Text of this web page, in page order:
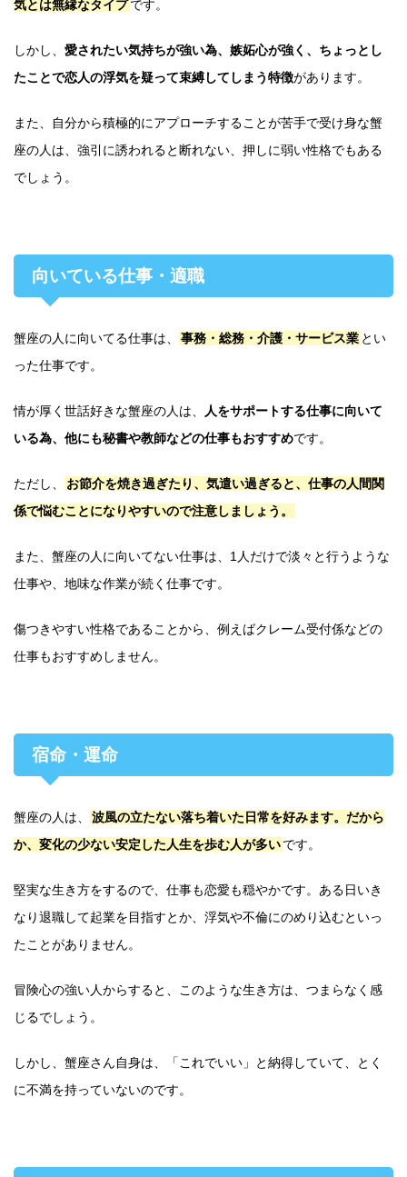
気とは無縁なタイプです。
しかし、 愛されたい気持ちが強い為、嫉妬心が強く、ちょっとし
たことで恋人の浮気を疑って束縛してしまう特徴があります。
また、自分から積極的にアプローチすることが苦手で受け身な蟹
座の人は、強引に誘われると断れない、押しに弱い性格でもある
でしょう。
向いている仕事・適職
蟹座の人に向いてる仕事は、 事務・総務・介護・サービス業 とい
った仕事です。
情が厚く世話好きな蟹座の人は、
人をサポートする仕事に向いて
いる為、他にも秘書や教師などの仕事もおすすめです。
ただし、
お節介を焼き過ぎたり、気遣い過ぎると、仕事の人間関
係で悩むことになりやすいので注意しましょう。
また、蟹座の人に向いてない仕事は、1人だけで淡々と行うような
仕事や、地味な作業が続く仕事です。
傷つきやすい性格であることから、例えばクレーム受付係などの
仕事もおすすめしません。
宿命・運命
蟹座の人は、
波風の立たない落ち着いた日常を好みます。だから
か、変化の少ない安定した人生を歩む人が多いです。
堅実な生き方をするので、仕事も恋愛も穏やかです。ある日いき
なり退職して起業を目指すとか、浮気や不倫にのめり込むといっ
たことがありません。
冒険心の強い人からすると、このような生き方は、つまらなく感
じるでしょう。
しかし、蟹座さん自身は、「これでいい」と納得していて、とく
に不満を持っていないのです。